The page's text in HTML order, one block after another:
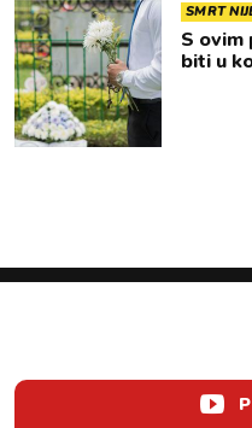
SMRT
S ovim
biti u